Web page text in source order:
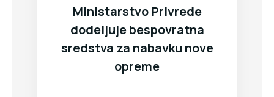
Ministarstvo Privrede
dodeljuje bespovratna
sredstva za nabavku nove
opreme